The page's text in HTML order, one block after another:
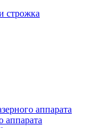
строжка
аппарата
аппарата